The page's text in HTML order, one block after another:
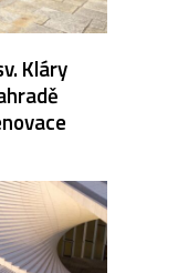
Kláry